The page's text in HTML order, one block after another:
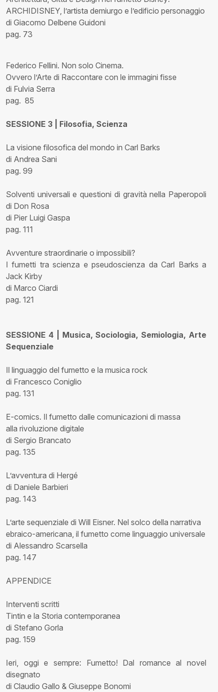
ARCHIDISNEY, l’artista demiurgo e l’edificio personaggio
di Giacomo Delbene Guidoni
pag. 73
Federico Fellini. Non solo Cinema.
Ovvero l’Arte di Raccontare con le immagini fisse
di Fulvia Serra
pag. 85
SESSIONE 3 | Filosofia, Scienza
La visione filosofica del mondo in Carl Barks
di Andrea Sani
pag. 99
Solventi universali e questioni di gravità nella Paperopoli
di Don Rosa
di Pier Luigi Gaspa
pag. 111
Avventure straordinarie o impossibili?
I fumetti tra scienza e pseudoscienza da Carl Barks a
Jack Kirby
di Marco Ciardi
pag. 121
SESSIONE 4 | Musica, Sociologia, Semiologia, Arte
Sequenziale
Il linguaggio del fumetto e la musica rock
di Francesco Coniglio
pag. 131
E-comics. Il fumetto dalle comunicazioni di massa
alla rivoluzione digitale
di Sergio Brancato
pag. 135
L’avventura di Hergé
di Daniele Barbieri
pag. 143
L’arte sequenziale di Will Eisner. Nel solco della narrativa
ebraico-americana, il fumetto come linguaggio universale
di Alessandro Scarsella
pag. 147
APPENDICE
Interventi scritti
Tintin e la Storia contemporanea
di Stefano Gorla
pag. 159
Ieri, oggi e sempre: Fumetto! Dal romance al novel
disegnato
di Claudio Gallo & Giuseppe Bonomi